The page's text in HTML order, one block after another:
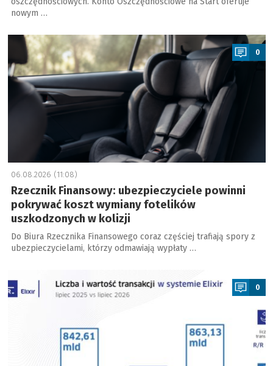
nowym …
a
0
06.08.2026 (11:08)
Rzecznik Finansowy: ubezpieczyciele powinni
pokrywać koszt wymiany fotelików
uszkodzonych w kolizji
Do Biura Rzecznika Finansowego coraz częściej trafiają spory z
ubezpieczycielami, którzy odmawiają wypłaty …
0